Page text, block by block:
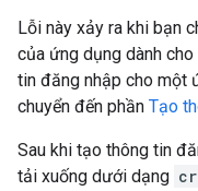
Lỗi này xảy ra khi bạn
của ứng dụng dành
tin đăng nhập cho một
chuyển đến phần Tạo
Sau khi tạo thông tin
tải xuống dưới dạng